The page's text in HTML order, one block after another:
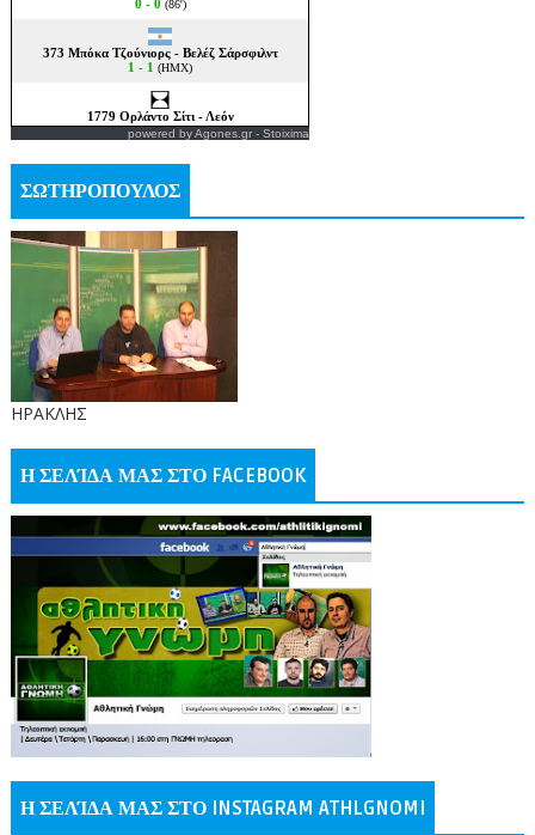
powered byAgones.gr- Stoixima
ΣΩΤΗΡΟΠΟΥΛΟΣ
ΗΡΑΚΛΗΣ
Η ΣΕΛΊΔΑ ΜΑΣ ΣΤΟ FACEBOOK
Η ΣΕΛΊΔΑ ΜΑΣ ΣΤΟ INSTAGRAM ATHLGNOMI